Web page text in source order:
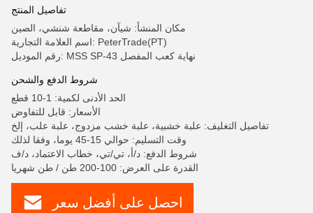
تفاصيل المنتج
مكان المنشأ: شيآن، مقاطعة شنشي، الصين
اسم العلامة التجارية: PeterTrade(PT)
رقم الموديل: MSS SP-43 نهاية كعب المفصل
شروط الدفع والشحن
الحد الأدنى لكمية: 1-10 قطع
الأسعار: قابل للتفاوض
تفاصيل التغليف: علبة خشبية، علبة خشب مزدوج، علبة علب، إلخ
وقت التسليم: حوالي 15-45 يوما، وفقا لذلك
شروط الدفع: د/أ، تي/تي، خطاب الاعتماد، د/ف
القدرة على العرض: 100-200 طن / طن شهريا
احصل على أفضل سعر